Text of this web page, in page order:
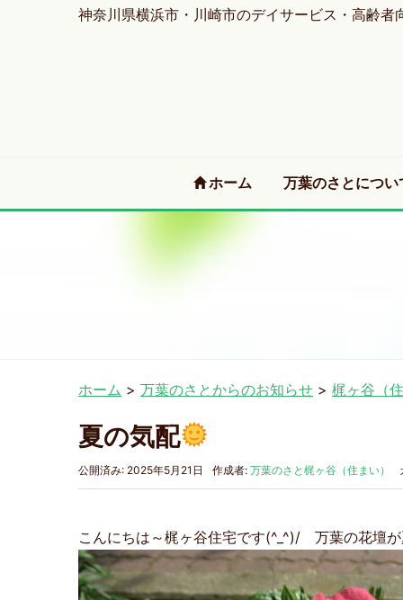
神奈川県横浜市・川崎市のデイサービス・高齢者
ホーム (current)
万葉のさとについ
ホーム > 万葉のさとからのお知らせ > 梶ヶ谷（
夏の気配
公開済み: 2025年5月21日 作成者: 万葉のさと梶ヶ谷（住まい）
こんにちは～梶ヶ谷住宅です(^_^)/ 万葉の花壇